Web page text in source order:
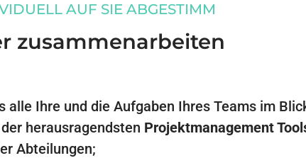
AUF SIE ABGESTIMM
zusammenarbeiten
alle Ihre und die Aufgaben Ihres Teams im
herausragendsten Projektmanagement
Abteilungen;